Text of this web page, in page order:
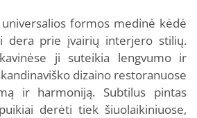
formos medinė kėdė
dera prie įvairių interjero stilių.
ji suteikia lengvumo ir
dizaino restoranuose
ir harmoniją. Subtilus pintas
derėti tiek šiuolaikiniuose,